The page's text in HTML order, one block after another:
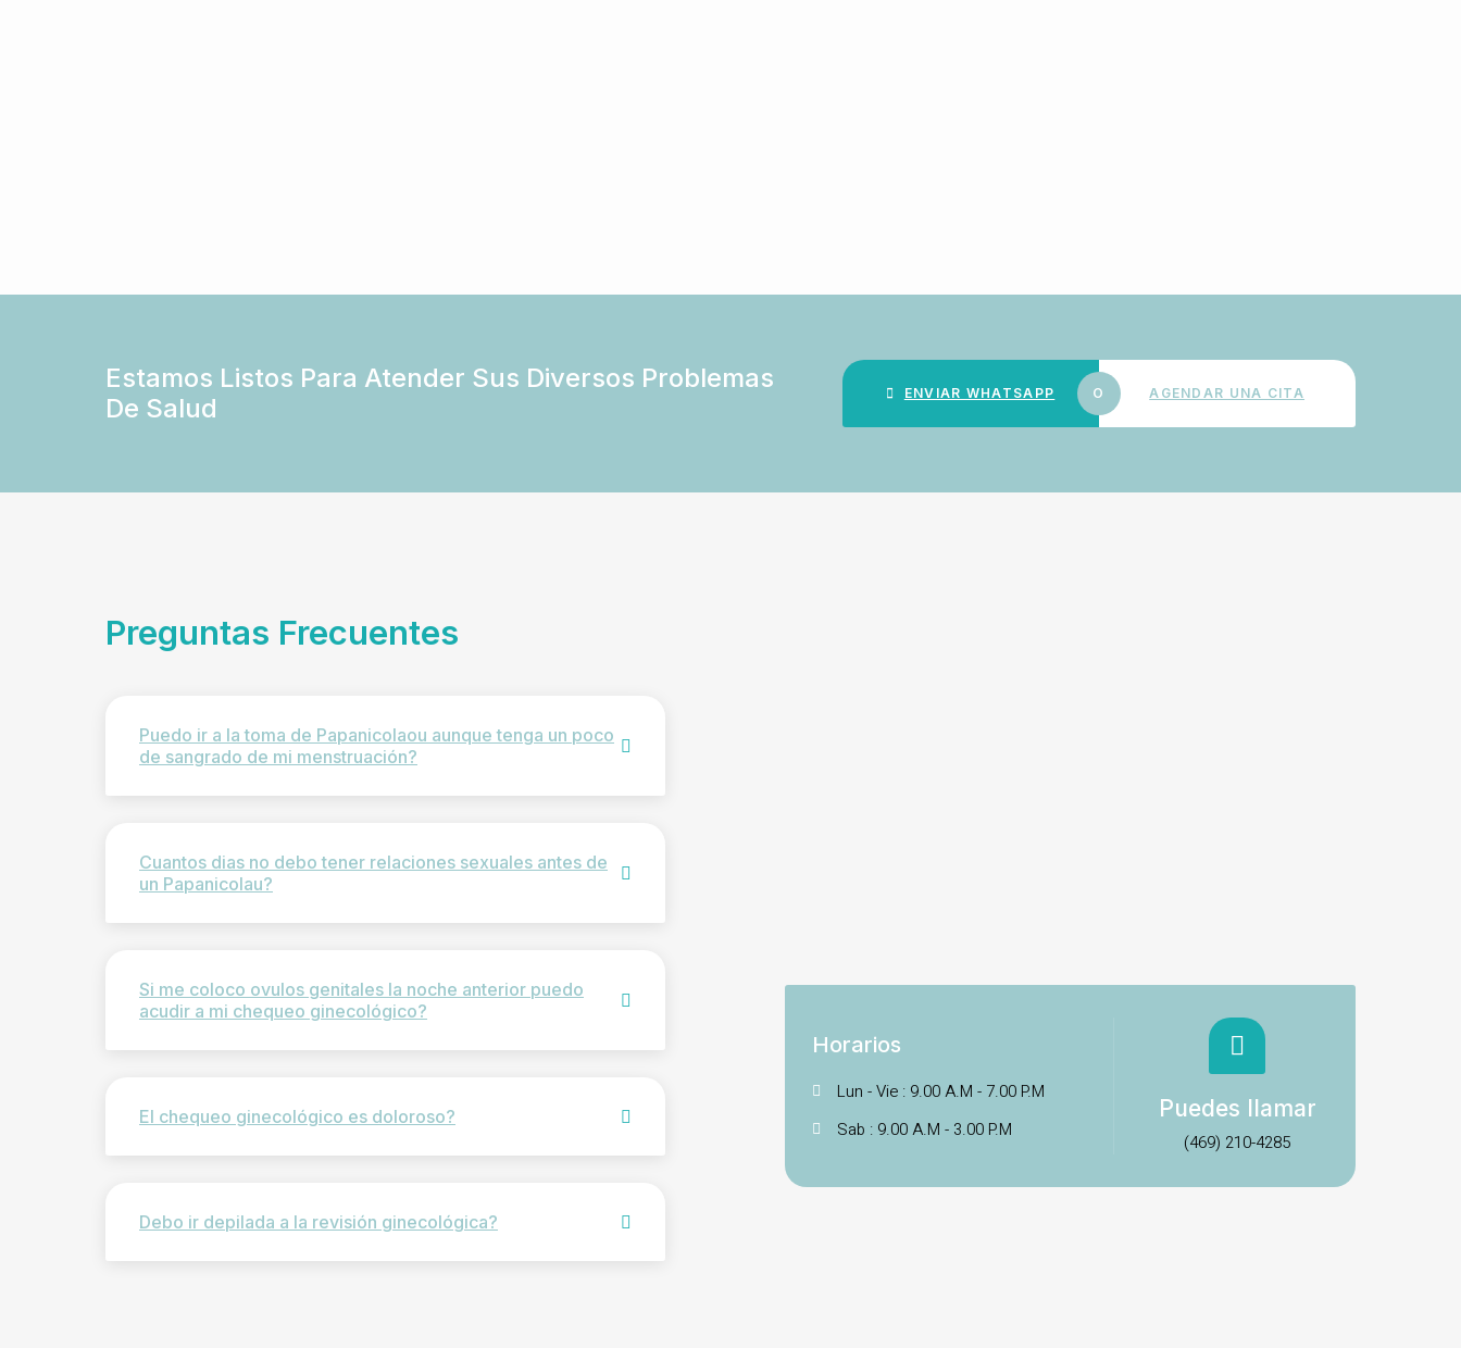
Estamos Listos Para Atender Sus Diversos Problemas
De Salud
ENVIAR WHATSAPP O AGENDAR UNA CITA
Preguntas Frecuentes
Puedo ir a la toma de Papanicolaou aunque tenga un poco
de sangrado de mi menstruación?
Cuantos dias no debo tener relaciones sexuales antes de
un Papanicolau?
Si me coloco ovulos genitales la noche anterior puedo
acudir a mi chequeo ginecológico?
El chequeo ginecológico es doloroso?
Debo ir depilada a la revisión ginecológica?
Horarios
Lun - Vie : 9.00 A.M - 7.00 P.M
Sab : 9.00 A.M - 3.00 P.M
Puedes llamar
(469) 210-4285